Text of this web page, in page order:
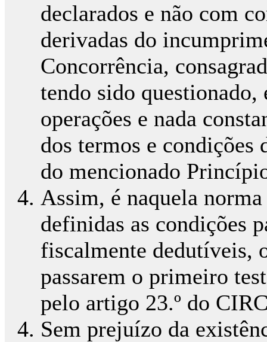
declarados e não com
derivadas do
Concorrência,
tendo sido questionado,
operações e nada
dos termos e condições
do mencionado
Assim, é naquela
definidas as condições
fiscalmente dedutíveis,
passarem o primeiro
pelo artigo 23.º do
Sem prejuízo da